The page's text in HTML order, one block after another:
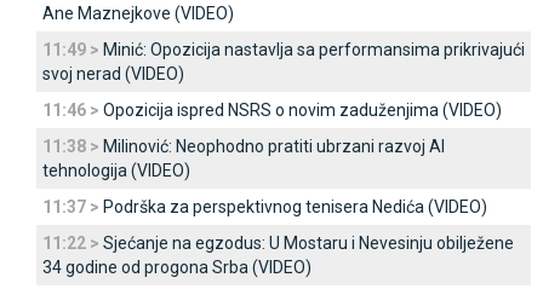
Ane Maznejkove (VIDEO)
11:49 > Minić: Opozicija nastavlja sa performansima prikrivajući
svoj nerad (VIDEO)
11:46 > Opozicija ispred NSRS o novim zaduženjima (VIDEO)
11:38 > Milinović: Neophodno pratiti ubrzani razvoj AI
tehnologija (VIDEO)
11:37 > Podrška za perspektivnog tenisera Nedića (VIDEO)
11:22 > Sjećanje na egzodus: U Mostaru i Nevesinju obilježene
34 godine od progona Srba (VIDEO)